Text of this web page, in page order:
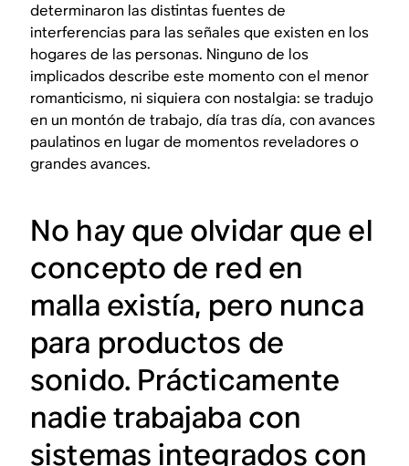
determinaron las distintas fuentes de
interferencias para las señales que existen en los
hogares de las personas. Ninguno de los
implicados describe este momento con el menor
romanticismo, ni siquiera con nostalgia: se tradujo
en un montón de trabajo, día tras día, con avances
paulatinos en lugar de momentos reveladores o
grandes avances.
No hay que olvidar que el
concepto de red en
malla existía, pero nunca
para productos de
sonido. Prácticamente
nadie trabajaba con
sistemas integrados con